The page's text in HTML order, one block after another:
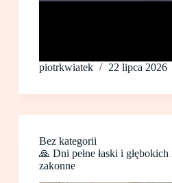
piotrkwiatek 22 lipca 2026
Bez kategorii
🙏 Dni pełne łaski i
zakonne